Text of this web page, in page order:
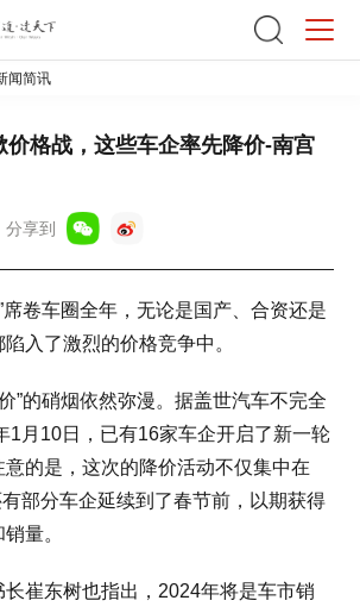
闻简讯
价格战，这些车企率先降价-南宫
分享到
席卷车圈全年，无论是国产、合资还是
入了激烈的价格竞争中。
”的硝烟依然弥漫。据盖世汽车不完全
1月10日，已有16家车企开启了新一轮
的是，这次的降价活动不仅集中在
部分车企延续到了春节前，以期获得
量。
崔东树也指出，2024年将是车市销